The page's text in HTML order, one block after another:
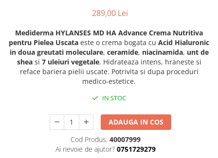
Melan TRAN3X
Mesoprotech
Moisturizing Solutions
Sensitive
289,00 Lei
Mediderma HYLANSES MD HA Advance Crema Nutritiva
pentru Pielea Uscata este o crema bogata cu Acid Hialuronic
in doua greutati moleculare, ceramide, niacinamida, unt de
sheasi 7 uleiuri vegetale. Hidrateaza intens, hraneste si
reface bariera pielii uscate. Potrivita si dupa proceduri
medico-estetice.
IN STOC
ADAUGA IN COS
Cod Produs: 40007999
Ai nevoie de ajutor? 0751729279